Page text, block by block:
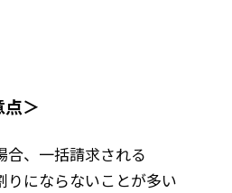
＞
合、一括請求される
りにならないことが多い